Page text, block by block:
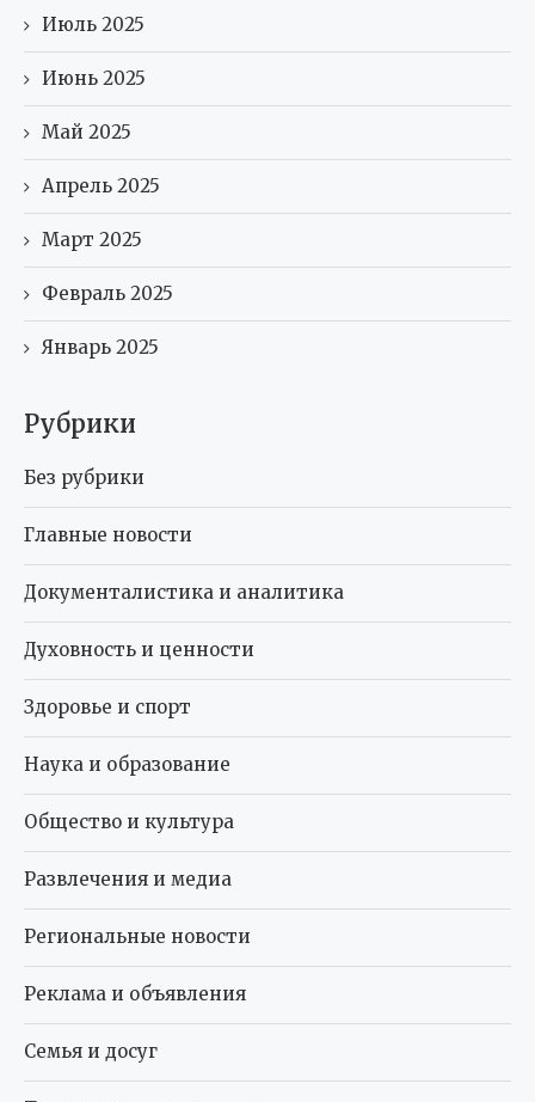
Июль 2025
Июнь 2025
Май 2025
Апрель 2025
Март 2025
Февраль 2025
Январь 2025
Рубрики
Без рубрики
Главные новости
Документалистика и аналитика
Духовность и ценности
Здоровье и спорт
Наука и образование
Общество и культура
Развлечения и медиа
Региональные новости
Реклама и объявления
Семья и досуг